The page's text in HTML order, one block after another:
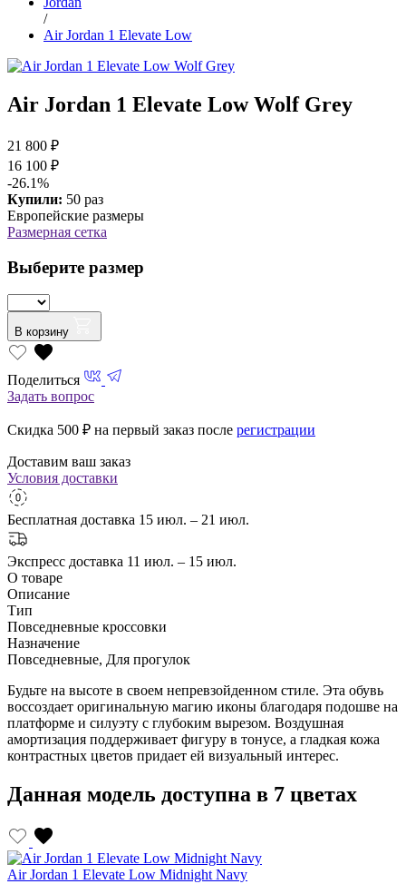
/
Air Jordan 1 Elevate Low
Air Jordan 1 Elevate Low Wolf Grey
21 800 ₽
16 100 ₽
-26.1%
Купили: 50 раз
Европейские размеры
Размерная сетка
Выберите размер
В корзину
Поделиться
Задать вопрос
Скидка 500 ₽ на первый заказ после регистрации
Доставим ваш заказ
Условия доставки
Бесплатная доставка 15 июл. – 21 июл.
Экспресс доставка 11 июл. – 15 июл.
О товаре
Описание
Тип
Повседневные кроссовки
Назначение
Повседневные, Для прогулок
Будьте на высоте в своем непревзойденном стиле. Эта обувь
воссоздает оригинальную магию иконы благодаря подошве на
платформе и силуэту с глубоким вырезом. Воздушная
амортизация поддерживает фигуру в тонусе, а гладкая кожа
контрастных цветов придает ей визуальный интерес.
Данная модель доступна в 7 цветах
Air Jordan 1 Elevate Low Midnight Navy